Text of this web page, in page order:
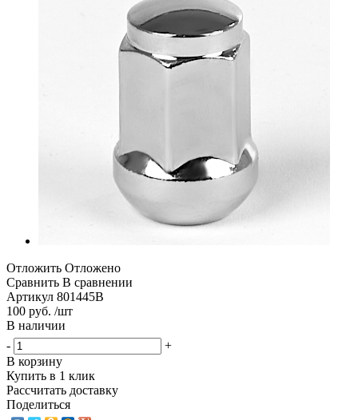
Отложить Отложено
Сравнить В сравнении
Артикул 801445B
100 руб. /шт
В наличии
-
+
В корзину
Купить в 1 клик
Рассчитать доставку
Поделиться